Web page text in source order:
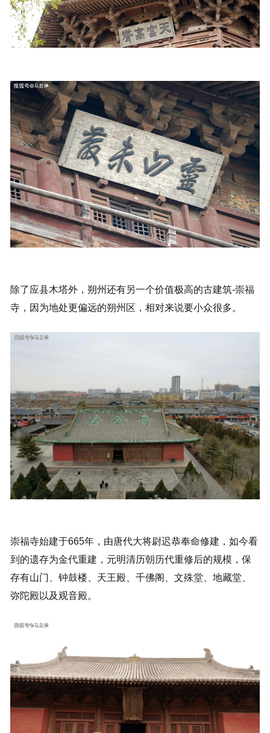
除了应县木塔外，朔州还有另一个价值极高的古建筑-崇福
寺，因为地处更偏远的朔州区，相对来说要小众很多。
崇福寺始建于665年，由唐代大将尉迟恭奉命修建，如今看
到的遗存为金代重建，元明清历朝历代重修后的规模，保
存有山门、钟鼓楼、天王殿、千佛阁、文殊堂、地藏堂、
弥陀殿以及观音殿。